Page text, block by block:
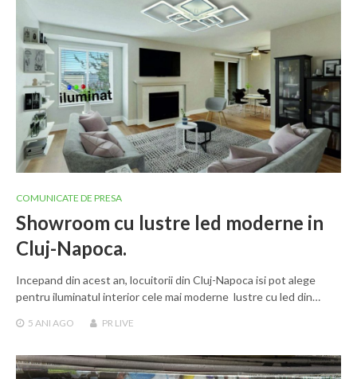
COMUNICATE DE PRESA
Showroom cu lustre led moderne in
Cluj-Napoca.
Incepand din acest an, locuitorii din Cluj-Napoca isi pot alege
pentru iluminatul interior cele mai moderne lustre cu led din…
5 ANI AGO PR LIVE